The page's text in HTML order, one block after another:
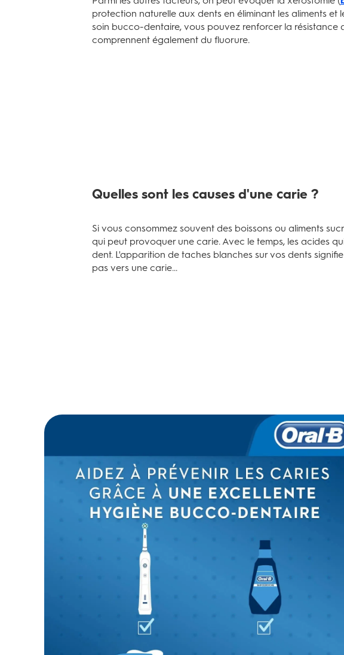
protection naturelle aux dents en éliminant les aliments
soin bucco-dentaire, vous pouvez renforcer la
comprennent également du fluorure.
Quelles sont les causes d'une carie ?
Si vous consommez souvent des boissons ou aliments
qui peut provoquer une carie. Avec le temps, les acides
dent. L'apparition de taches blanches sur vos dents
pas vers une carie...